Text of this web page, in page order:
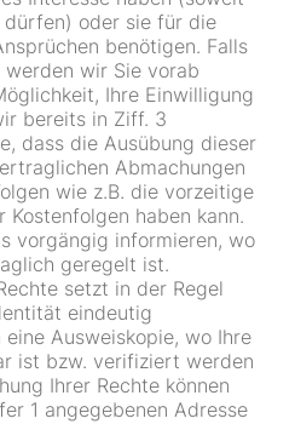
oder sie für die
benötigen. Falls
wir Sie vorab
Ihre Einwilligung
bereits in Ziff. 3
dass die Ausübung dieser
Abmachungen
wie z.B. die vorzeitige
haben kann.
vorgängig informieren, wo
geregelt ist.
setzt in der Regel
eindeutig
Ausweiskopie, wo Ihre
ist bzw. verifiziert werden
Ihrer Rechte können
1 angegebenen Adresse